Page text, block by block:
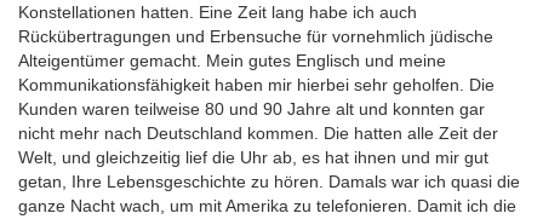
Konstellationen hatten. Eine Zeit lang habe ich auch
Rückübertragungen und Erbensuche für vornehmlich jüdische
Alteigentümer gemacht. Mein gutes Englisch und meine
Kommunikationsfähigkeit haben mir hierbei sehr geholfen. Die
Kunden waren teilweise 80 und 90 Jahre alt und konnten gar
nicht mehr nach Deutschland kommen. Die hatten alle Zeit der
Welt, und gleichzeitig lief die Uhr ab, es hat ihnen und mir gut
getan, Ihre Lebensgeschichte zu hören. Damals war ich quasi die
ganze Nacht wach, um mit Amerika zu telefonieren. Damit ich die